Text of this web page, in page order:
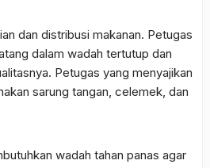
dan distribusi makanan. Petugas
dalam wadah tertutup dan
Petugas yang menyajikan
sarung tangan, celemek, dan
wadah tahan panas agar